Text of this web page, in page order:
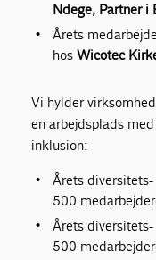
Ndege, Partner i
Årets
hosWicotec
Vi hylder
en arbejdsplads
inklusion: ​
Årets
500
Årets
500